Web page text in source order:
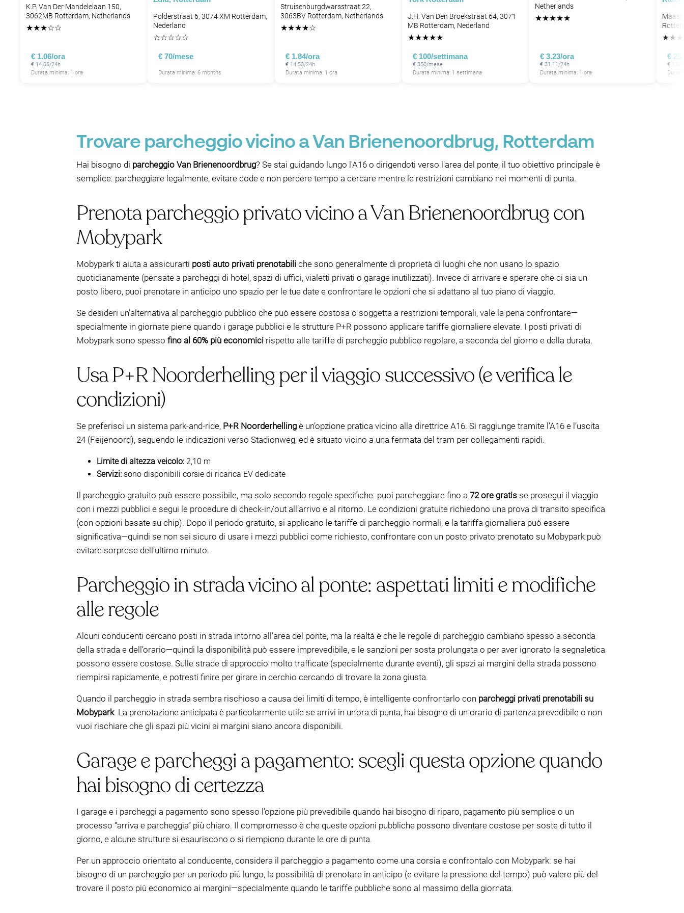
K.P. Van Der Mandelelaan 150,
3062MB Rotterdam, Netherlands
★★★☆☆
€ 1.06/ora
€ 14.06/24h
Durata minima: 1 ora
Polderstraat 6, 3074 XM Rotterdam,
Nederland
☆☆☆☆☆
€ 70/mese
Durata minima: 6 months
Struisenburgdwarsstraat 22,
3063BV Rotterdam, Netherlands
★★★★☆
€ 1.84/ora
€ 14.53/24h
Durata minima: 1 ora
J.H. Van Den Broekstraat 64, 3071
MB Rotterdam, Nederland
★★★★★
€ 100/settimana
€ 350/mese
Durata minima: 1 settimana
Netherlands
★★★★★
€ 3.23/ora
€ 31.11/24h
Durata minima: 1 ora
★★ ★
€
€
Trovare parcheggio vicino a Van Brienenoordbrug, Rotterdam
Hai bisogno di parcheggio Van Brienenoordbrug? Se stai guidando lungo l'A16 o dirigendoti verso l'area del ponte, il tuo obiettivo principale è
semplice: parcheggiare legalmente, evitare code e non perdere tempo a cercare mentre le restrizioni cambiano nei momenti di punta.
Prenota parcheggio privato vicino a Van Brienenoordbrug con
Mobypark
Mobypark ti aiuta a assicurarti posti auto privati prenotabili che sono generalmente di proprietà di luoghi che non usano lo spazio
quotidianamente (pensate a parcheggi di hotel, spazi di uffici, vialetti privati o garage inutilizzati). Invece di arrivare e sperare che ci sia un
posto libero, puoi prenotare in anticipo uno spazio per le tue date e confrontare le opzioni che si adattano al tuo piano di viaggio.
Se desideri un’alternativa al parcheggio pubblico che può essere costosa o soggetta a restrizioni temporali, vale la pena confrontare—
specialmente in giornate piene quando i garage pubblici e le strutture P+R possono applicare tariffe giornaliere elevate. I posti privati di
Mobypark sono spesso fino al 60% più economici rispetto alle tariffe di parcheggio pubblico regolare, a seconda del giorno e della durata.
Usa P+R Noorderhelling per il viaggio successivo (e verifica le
condizioni)
Se preferisci un sistema park-and-ride, P+R Noorderhelling è un’opzione pratica vicino alla direttrice A16. Si raggiunge tramite l’A16 e l’uscita
24 (Feijenoord), seguendo le indicazioni verso Stadionweg, ed è situato vicino a una fermata del tram per collegamenti rapidi.
Limite di altezza veicolo: 2,10 m
Servizi: sono disponibili corsie di ricarica EV dedicate
Il parcheggio gratuito può essere possibile, ma solo secondo regole specifiche: puoi parcheggiare fino a 72 ore gratis se prosegui il viaggio
con i mezzi pubblici e segui le procedure di check-in/out all’arrivo e al ritorno. Le condizioni gratuite richiedono una prova di transito specifica
(con opzioni basate su chip). Dopo il periodo gratuito, si applicano le tariffe di parcheggio normali, e la tariffa giornaliera può essere
significativa—quindi se non sei sicuro di usare i mezzi pubblici come richiesto, confrontare con un posto privato prenotato su Mobypark può
evitare sorprese dell’ultimo minuto.
Parcheggio in strada vicino al ponte: aspettati limiti e modifiche
alle regole
Alcuni conducenti cercano posti in strada intorno all’area del ponte, ma la realtà è che le regole di parcheggio cambiano spesso a seconda
della strada e dell’orario—quindi la disponibilità può essere imprevedibile, e le sanzioni per sosta prolungata o per aver ignorato la segnaletica
possono essere costose. Sulle strade di approccio molto trafficate (specialmente durante eventi), gli spazi ai margini della strada possono
riempirsi rapidamente, e potresti finire per girare in cerchio cercando di trovare la zona giusta.
Quando il parcheggio in strada sembra rischioso a causa dei limiti di tempo, è intelligente confrontarlo con parcheggi privati prenotabili su
Mobypark. La prenotazione anticipata è particolarmente utile se arrivi in un’ora di punta, hai bisogno di un orario di partenza prevedibile o non
vuoi rischiare che gli spazi più vicini ai margini siano ancora disponibili.
Garage e parcheggi a pagamento: scegli questa opzione quando
hai bisogno di certezza
I garage e i parcheggi a pagamento sono spesso l’opzione più prevedibile quando hai bisogno di riparo, pagamento più semplice o un
processo “arriva e parcheggia” più chiaro. Il compromesso è che queste opzioni pubbliche possono diventare costose per soste di tutto il
giorno, e alcune strutture si esauriscono o si riempiono durante le ore di punta.
Per un approccio orientato al conducente, considera il parcheggio a pagamento come una corsia e confrontalo con Mobypark: se hai
bisogno di un parcheggio per un periodo più lungo, la possibilità di prenotare in anticipo (e evitare la pressione del tempo) può valere più del
trovare il posto più economico ai margini—specialmente quando le tariffe pubbliche sono al massimo della giornata.